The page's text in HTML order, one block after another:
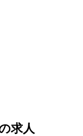
求人